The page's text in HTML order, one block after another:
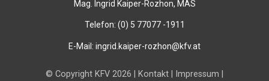
Mag. Ingrid Kaiper-Rozhon, MAS
Telefon: ‭(0) 5 77077 -1911‬
E-Mail: ingrid.kaiper-rozhon@kfv.at
© Copyright KFV 2026 | Kontakt Impressum